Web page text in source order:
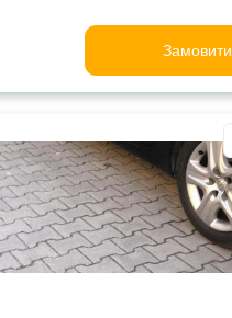
Замовити